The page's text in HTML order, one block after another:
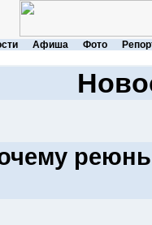
Афиша Фото